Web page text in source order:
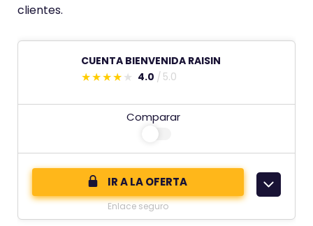
clientes.
CUENTA BIENVENIDA RAISIN
E
s
m
e
4.0 5.0
Comparar
IR A LA OFERTA
Enlace seguro